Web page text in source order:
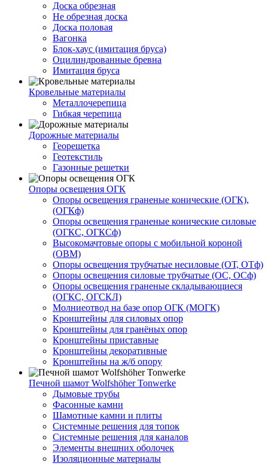
Доска обрезная
Не обрезная доска
Доска половая
Вагонка
Блок-хаус (имитация бруса)
Оцилиндрованные бревна
Имитация бруса
Кровельные материалы
Металлочерепица
Гибкая черепица
Дорожные материалы
Георешетка
Геотекстиль
Газонные решетки
Опоры освещения ОГК
Опоры освещения граненые конические (ОГК),
(ОГКф)
Опоры освещения граненые конические силовые
(ОГКС, ОГКСф)
Высокомачтовые опоры с мобильной короной
(ОВМ)
Опоры освещения трубчатые несиловые (ОТ, ОТф)
Опоры освещения силовые трубчатые (ОС, ОСф)
Опоры освещения граненые складывающиеся
(ОГКС, ОГСКЛ)
Молниеотвод на базе опор ОГК (МОГК)
Кронштейны для силовых опор
Кронштейны для гранёных опор
Кронштейны приставные
Кронштейны декоративные
Кронштейны на ж/б опору
Печной шамот Wolfshöher Tonwerke
Дымовые трубы
Фасонные камни
Шамотные камни и плиты
Системные решения для топок
Системные решения для каналов
Элементы внешних оболочек
Изоляционные материалы